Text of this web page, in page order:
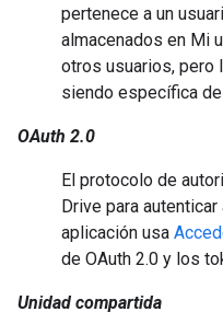
pertenece a un
almacenados en Mi
otros usuarios, pero
siendo específica
OAuth 2.0
El protocolo de
Drive para
aplicación usa
de OAuth 2.0 y los
Unidad compartida